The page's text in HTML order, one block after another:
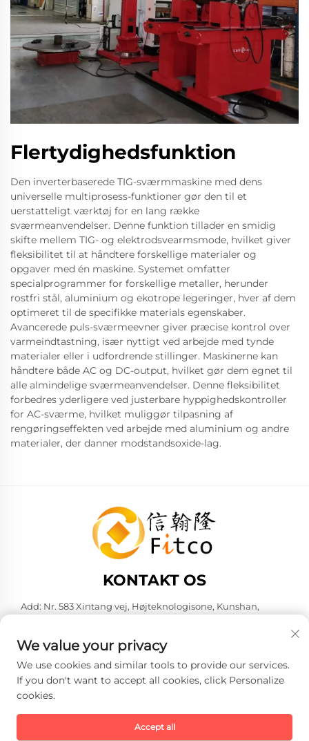
Flertydighedsfunktion
Den inverterbaserede TIG-sværmmaskine med dens
universelle multiprosess-funktioner gør den til et
uerstatteligt værktøj for en lang række
sværmeanvendelser. Denne funktion tillader en smidig
skifte mellem TIG- og elektrodsvearmsmode, hvilket giver
fleksibilitet til at håndtere forskellige materialer og
opgaver med én maskine. Systemet omfatter
specialprogrammer for forskellige metaller, herunder
rostfri stål, aluminium og ekotrope legeringer, hver af dem
optimeret til de specifikke materials egenskaber.
Avancerede puls-sværmeevner giver præcise kontrol over
varmeindtastning, især nyttigt ved arbejde med tynde
materialer eller i udfordrende stillinger. Maskinerne kan
håndtere både AC og DC-output, hvilket gør dem egnet til
alle almindelige sværmeanvendelser. Denne fleksibilitet
forbedres yderligere ved justerbare hyppighedskontroller
for AC-sværme, hvilket muliggør tilpasning af
rengøringseffekten ved arbejde med aluminium og andre
materialer, der danner modstandsoxide-lag.
KONTAKT OS
Add: Nr. 583 Xintang vej, Højteknologisone, Kunshan,
Tel:+86-137 6186 0079
E-mail: [email protected]
rettigheder forbeholdes. -
We value your privacy
We use cookies and similar tools to provide our services.
If you don't want to accept all cookies, click Personalize
cookies.
Accept all